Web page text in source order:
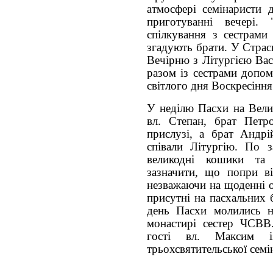
атмосфері семінаристи
приготуванні
спілкування з
згадують брати. У
Вечірню з Літургією
разом із сестрами
світлого дня
У неділю Пасхи на
вл. Степан, брат
прислузі, а брат
співали Літургію. По
великодні кошики та
зазначити, що попри
незважаючи на щоденні
присутні на
день Пасхи молились
монастирі сестер
гості вл. Максим із
трьохсвятительської